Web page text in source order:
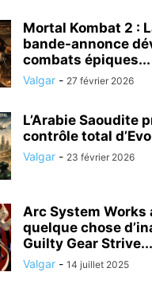
Mortal Kombat 2 :
bande-annonce
combats épiques...
Valgar - 27 février 2026
L’Arabie Saoudite
contrôle total
Valgar - 23 février 2026
Arc System Works
quelque chose
Guilty Gear Strive...
Valgar - 14 juillet 2025